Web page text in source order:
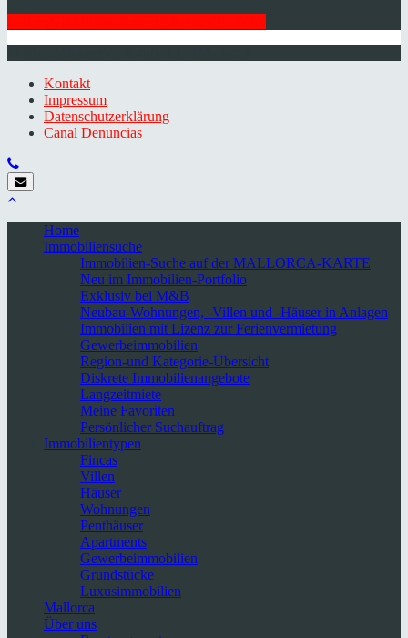
Kontakt
Impressum
Datenschutzerklärung
Canal Denuncias
Home
Immobiliensuche
Immobilien-Suche auf der MALLORCA-KARTE
Neu im Immobilien-Portfolio
Exklusiv bei M&B
Neubau-Wohnungen, -Villen und -Häuser in Anlagen
Immobilien mit Lizenz zur Ferienvermietung
Gewerbeimmobilien
Region-und Kategorie-Übersicht
Diskrete Immobilienangebote
Langzeitmiete
Meine Favoriten
Persönlicher Suchauftrag
Immobilientypen
Fincas
Villen
Häuser
Wohnungen
Penthäuser
Apartments
Gewerbeimmobilien
Grundstücke
Luxusimmobilien
Mallorca
Über uns